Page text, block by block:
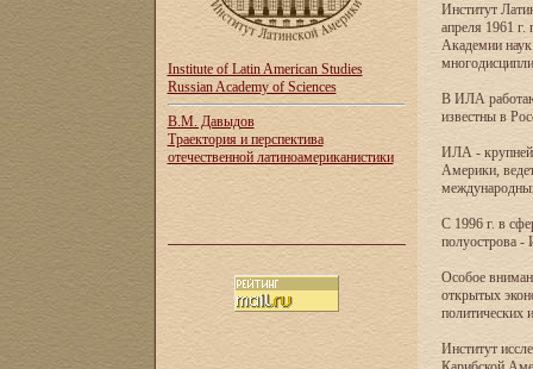
Institute of Latin American Studies
Russian Academy of Sciences
В.М. Давыдов
Траектория и перспектива
отечественной латиноамериканистики
Институт
апреля 1961
Академии
В ИЛА
известны в
ИЛА -
Америки,
С 1996 г. в
полуострова -
Особое
открытых
политических
Институт